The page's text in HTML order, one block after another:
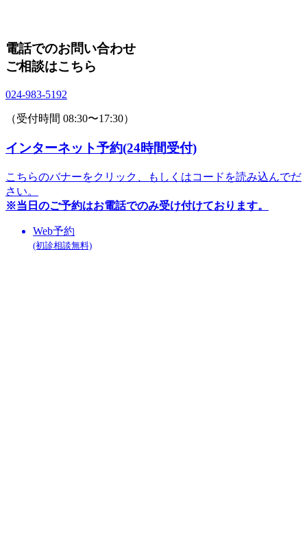
電話でのお問い合わせ
ご相談はこちら
024-983-5192
（受付時間 08:30〜17:30）
インターネット予約(24時間受付)
こちらのバナーをクリック、
もしくはコードを読み込んでだ
さい。
※当日のご予約はお電話でのみ受け付けております。
Web予約
(初診相談無料)